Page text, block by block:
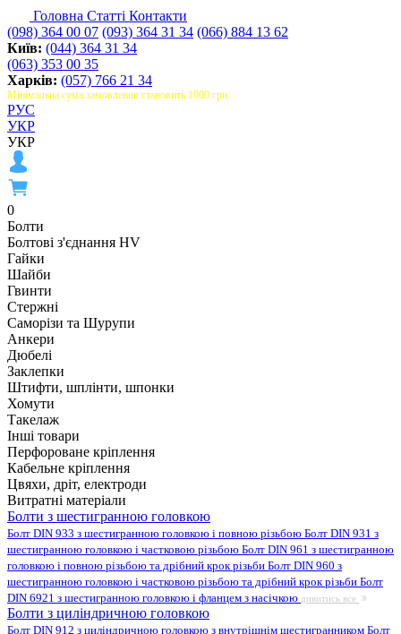
Головна Статті Контакти
(098) 364 00 07 (093) 364 31 34 (066) 884 13 62
Київ: (044) 364 31 34
(063) 353 00 35
Харків: (057) 766 21 34
Мінімальна сума замовлення становить 1000 грн
РУС
УКР
УКР
0
Болти
Болтові з'єднання HV
Гайки
Шайби
Гвинти
Стержні
Саморізи та Шурупи
Анкери
Дюбелі
Заклепки
Штифти, шплінти, шпонки
Хомути
Такелаж
Інші товари
Перфороване кріплення
Кабельне кріплення
Цвяхи, дріт, електроди
Витратні матеріали
Болти з шестигранною головкою
Болт DIN 933 з шестигранною головкою і повною різьбою Болт DIN 931 з
шестигранною головкою і частковою різьбою Болт DIN 961 з шестигранною
головкою і повною різьбою та дрібний крок різьби Болт DIN 960 з
шестигранною головкою і частковою різьбою та дрібний крок різьби Болт
DIN 6921 з шестигранною головкою і фланцем з насічкою дивитись все
Болти з циліндричною головкою
Болт DIN 912 з циліндричною головкою з внутрішнім шестигранником Болт